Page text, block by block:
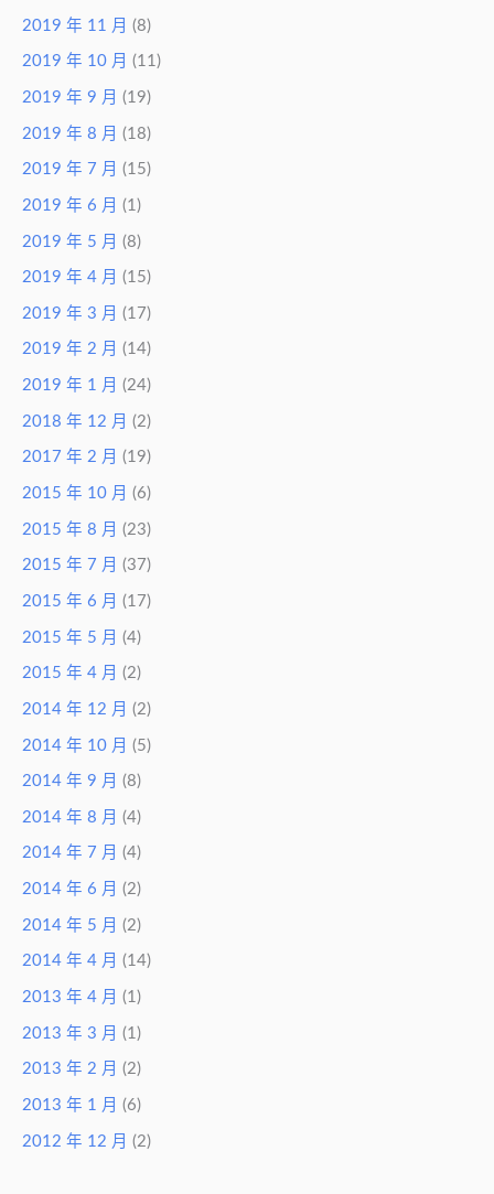
2019 年 11 月 (8)
2019 年 10 月 (11)
2019 年 9 月 (19)
2019 年 8 月 (18)
2019 年 7 月 (15)
2019 年 6 月 (1)
2019 年 5 月 (8)
2019 年 4 月 (15)
2019 年 3 月 (17)
2019 年 2 月 (14)
2019 年 1 月 (24)
2018 年 12 月 (2)
2017 年 2 月 (19)
2015 年 10 月 (6)
2015 年 8 月 (23)
2015 年 7 月 (37)
2015 年 6 月 (17)
2015 年 5 月 (4)
2015 年 4 月 (2)
2014 年 12 月 (2)
2014 年 10 月 (5)
2014 年 9 月 (8)
2014 年 8 月 (4)
2014 年 7 月 (4)
2014 年 6 月 (2)
2014 年 5 月 (2)
2014 年 4 月 (14)
2013 年 4 月 (1)
2013 年 3 月 (1)
2013 年 2 月 (2)
2013 年 1 月 (6)
2012 年 12 月 (2)